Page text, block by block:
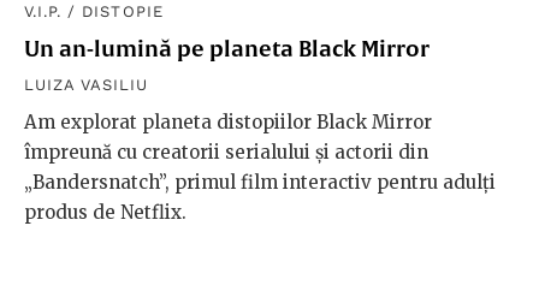
V.I.P. / DISTOPIE
Un an-lumină pe planeta Black Mirror
LUIZA VASILIU
Am explorat planeta distopiilor Black Mirror
împreună cu creatorii serialului și actorii din
„Bandersnatch”, primul film interactiv pentru adulți
produs de Netflix.